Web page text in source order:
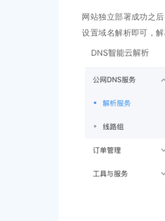
网站独立部署成功之
设置域名解析即可，